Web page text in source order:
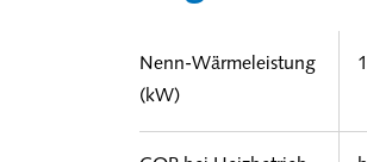
Nenn-Wärmeleistung
(kW)